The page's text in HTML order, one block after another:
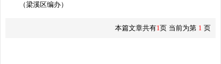
（梁溪区编办）
本篇文章共有1页 当前为第 1 页